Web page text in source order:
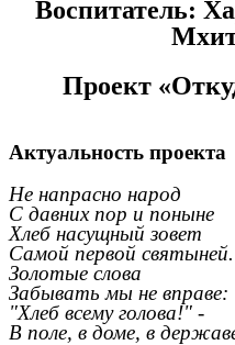
Воспитатель:
Проект
Актуальность проекта
Не напрасно народ
С давних пор и поныне
Хлеб насущный зовет
Самой первой святыней.
Золотые слова
Забывать мы не вправе:
"Хлеб всему голова!" -
В поле, в доме, в